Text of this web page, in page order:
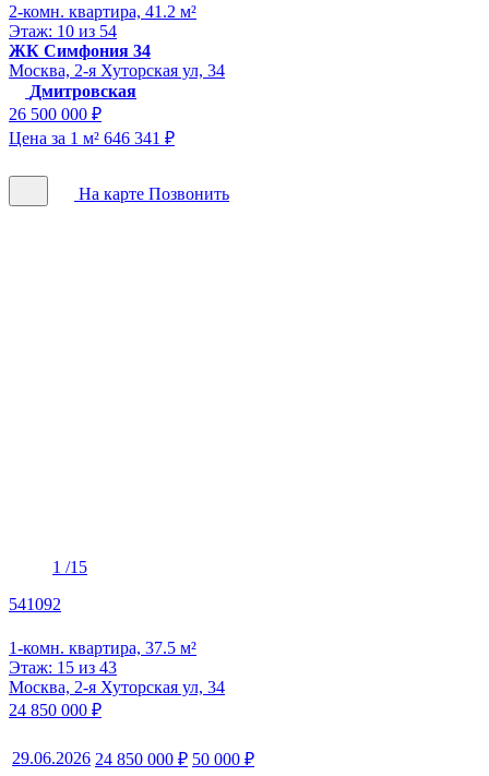
2-комн. квартира, 41.2 м²
Этаж: 10 из 54
ЖК Симфония 34
Москва, 2-я Хуторская ул, 34
Дмитровская
26 500 000 ₽
Цена за 1 м² 646 341 ₽
На карте Позвонить
1 /15
541092
1-комн. квартира, 37.5 м²
Этаж: 15 из 43
Москва, 2-я Хуторская ул, 34
24 850 000 ₽
29.06.2026 24 850 000 ₽ 50 000 ₽